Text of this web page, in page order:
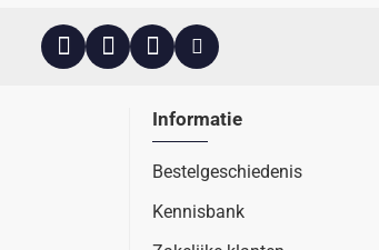
Informatie
Bestelgeschiedenis
Kennisbank